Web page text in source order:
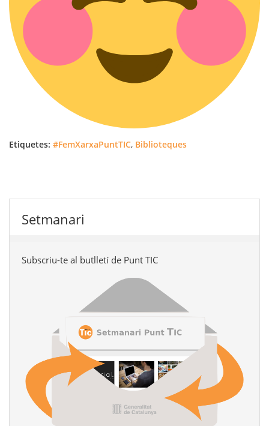
Etiquetes: #FemXarxaPuntTIC, Biblioteques
Setmanari
Subscriu-te al butlletí de Punt TIC